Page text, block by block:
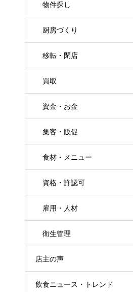
物件探し
厨房づくり
移転・閉店
買取
資金・お金
集客・販促
食材・メニュー
資格・許認可
雇用・人材
衛生管理
店主の声
飲食ニュース・トレンド